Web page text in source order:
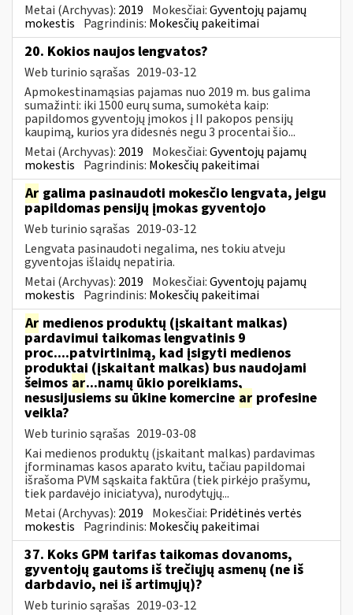
Metai (Archyvas): 2019 Mokesčiai:Gyventojų pajamų
mokestis Pagrindinis: Mokesčių pakeitimai
20. Kokios naujos lengvatos?
Web turinio sąrašas 2019-03-12
Apmokestinamąsias pajamas nuo 2019 m. bus galima
sumažinti: iki 1500 eurų suma, sumokėta kaip:
papildomos gyventojų įmokos į II pakopos pensijų
kaupimą, kurios yra didesnės negu 3 procentai šio...
Metai (Archyvas): 2019 Mokesčiai:Gyventojų pajamų
mokestis Pagrindinis: Mokesčių pakeitimai
Ar galima pasinaudoti mokesčio lengvata, jeigu
papildomas pensijų įmokas gyventojo
Web turinio sąrašas 2019-03-12
Lengvata pasinaudoti negalima, nes tokiu atveju
gyventojas išlaidų nepatiria.
Metai (Archyvas): 2019 Mokesčiai:Gyventojų pajamų
mokestis Pagrindinis: Mokesčių pakeitimai
Ar medienos produktų (įskaitant malkas)
pardavimui taikomas lengvatinis 9
proc....patvirtinimą, kad įsigyti medienos
produktai (įskaitant malkas) bus naudojami
šeimos ar...namų ūkio poreikiams,
nesusijusiems su ūkine komercine ar profesine
veikla?
Web turinio sąrašas 2019-03-08
Kai medienos produktų (įskaitant malkas) pardavimas
įforminamas kasos aparato kvitu, tačiau papildomai
išrašoma PVM sąskaita faktūra (tiek pirkėjo prašymu,
tiek pardavėjo iniciatyva), nurodytųjų...
Metai (Archyvas): 2019 Mokesčiai: Pridėtinės vertės
mokestis Pagrindinis: Mokesčių pakeitimai
37. Koks GPM tarifas taikomas dovanoms,
gyventojų gautoms iš trečiųjų asmenų (ne iš
darbdavio, nei iš artimųjų)?
Web turinio sąrašas 2019-03-12